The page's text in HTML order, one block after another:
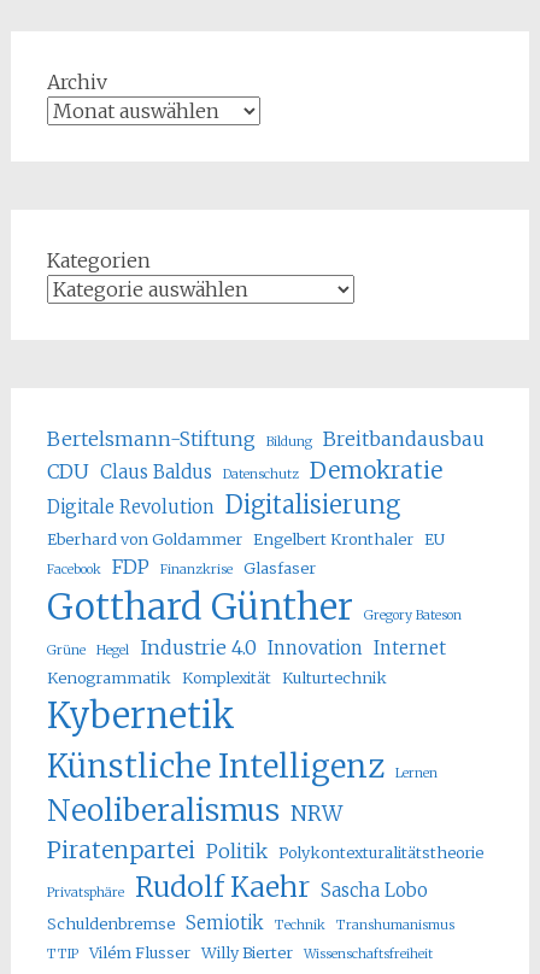
Archiv
Kategorien
Bertelsmann-Stiftung Bildung
Breitbandausbau
CDU Claus Baldus Datenschutz Demokratie
Digitale Revolution Digitalisierung
Eberhard von Goldammer Engelbert Kronthaler EU
Facebook FDP Finanzkrise Glasfaser
Gotthard Günther Gregory Bateson
Grüne Hegel Industrie 4.0 Innovation Internet
Kenogrammatik Komplexität Kulturtechnik
Kybernetik
Künstliche Intelligenz Lernen
Neoliberalismus NRW
Piratenpartei Politik Polykontexturalitätstheorie
Privatsphäre Rudolf Kaehr Sascha Lobo
Schuldenbremse Semiotik Technik
Transhumanismus
TTIP
Vilém Flusser Willy Bierter Wissenschaftsfreiheit